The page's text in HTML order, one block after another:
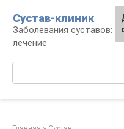
контенту
Сустав-клиник
Заболевания суставов:
лечение